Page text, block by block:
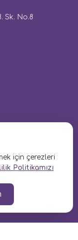
için çerezleri
Politikamızı
Sk. No.8